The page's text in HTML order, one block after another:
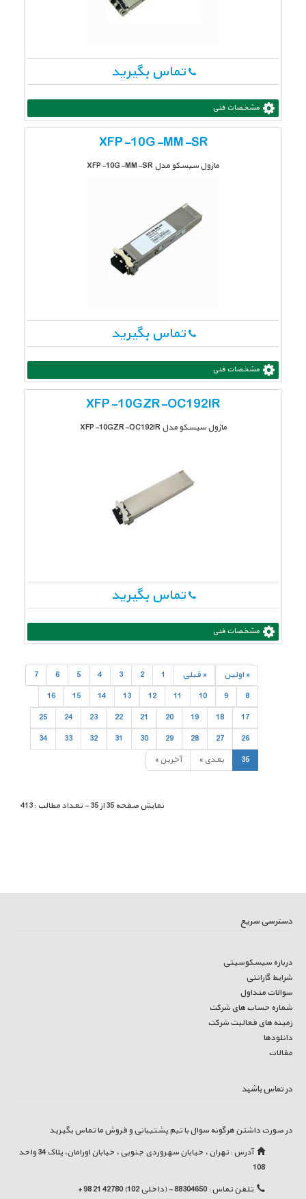
تماس بگیرید
مشخصات فنی
XFP-10G-MM-SR
ماژول سیسکو مدل XFP-10G-MM-SR
تماس بگیرید
مشخصات فنی
XFP-10GZR-OC192IR
ماژول سیسکو مدل XFP-10GZR-OC192IR
تماس بگیرید
مشخصات فنی
« اولين « قبلی 1
2
3
4
5
6
7
8
9
10
11
12
13
14
15
16
17
18
19
20
21
22
23
24
25
26
27
28
29
30
31
32
33
34
35
بعدی » آخرين »
نمایش صفحه 35 از 35 - تعداد مطالب : 413
دسترسی سریع
درباره سیسکوسیتی
شرایط گارانتی
سوالات متداول
شماره حساب های شرکت
زمینه های فعالیت شرکت
دانلودها
مقالات
در تماس باشید
در صورت داشتن هرگونه سوال با تیم پشتیبانی و فروش ما تماس بگیرید
آدرس : تهران ، خیابان سهروردی جنوبی ، خیابان اورامان، پلاک 34 واحد
108
تلفن تماس : 88304650 - (داخلی 102) 42780 21 98 +